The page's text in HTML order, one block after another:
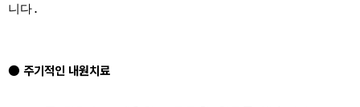
니다.
● 주기적인 내원치료